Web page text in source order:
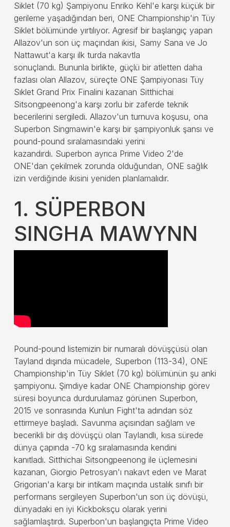
Siklet (70 kg) Şampiyonu Enriko Kehl'e karşı küçük bir
gerileme yaşadığından beri, ONE Championship'in Tüy
Siklet bölümünde yırtılıyor. Agresif bir başlangıç ​​yapan
Allazov'un son üç maçından ikisi, Samy Sana ve Jo
Nattawut'a karşı ilk turda nakavtla
sonuçlandı. Bununla birlikte, güçlü bir atletten daha
fazlası olan Allazov, süreçte ONE Şampiyonası Tüy
Sıklet Grand Prix Finalini kazanan Sitthichai
Sitsongpeenong'a karşı zorlu bir zaferde teknik
becerilerini sergiledi. Allazov'un turnuva koşusu, ona
Superbon Singmawin'e karşı bir şampiyonluk şansı ve
pound-pound sıralamasındaki yerini
kazandırdı. Superbon ayrıca Prime Video 2'de
ONE'dan çekilmek zorunda olduğundan, ONE sağlık
izin verdiğinde ikisini yeniden planlamalıdır.
1. SÜPERBON
SINGHA MAWYNN
Pound-pound listemizin bir numaralı dövüşçüsü olan
Tayland dışında mücadele, Superbon (113-34), ONE
Championship'in Tüy Siklet (70 kg) bölümünün şu anki
şampiyonu. Şimdiye kadar ONE Championship görev
süresi boyunca durdurulamaz görünen Superbon,
2015 ve sonrasında Kunlun Fight'ta adından söz
ettirmeye başladı. Savunma açısından sağlam ve
becerikli bir dış dövüşçü olan Taylandlı, kısa sürede
dünya çapında -70 kg sıralamasında kendini
kanıtladı. Sitthichai Sitsongpeenong ile üçlemesini
kazanan, Giorgio Petrosyan'ı nakavt eden ve Marat
Grigorian'a karşı bir intikam maçında ustalık sınıfı bir
performans sergileyen Superbon'un son üç dövüşü,
dünyadaki en iyi Kickboksçu olarak yerini
sağlamlaştırdı. Superbon'un başlangıçta Prime Video